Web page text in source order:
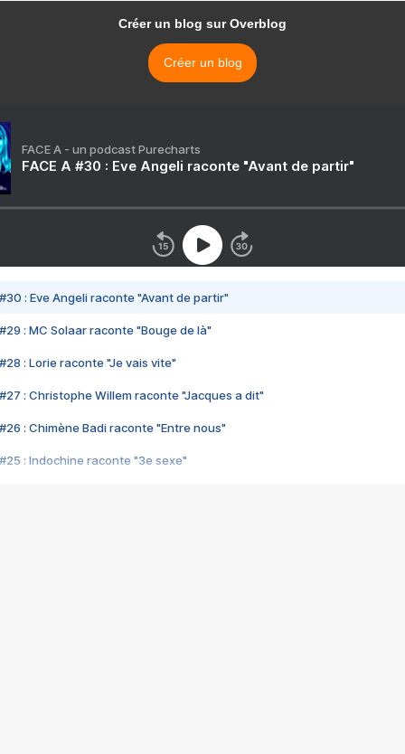
Créer un blog sur Overblog
Créer un blog
FACE A - un podcast Purecharts
FACE A #30 : Eve Angeli raconte "Avant de partir"
#30 : Eve Angeli raconte "Avant de partir"
#29 : MC Solaar raconte "Bouge de là"
#28 : Lorie raconte "Je vais vite"
#27 : Christophe Willem raconte "Jacques a dit"
#26 : Chimène Badi raconte "Entre nous"
#25 : Indochine raconte "3e sexe"